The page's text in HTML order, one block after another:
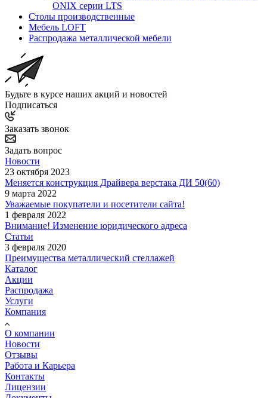
ONIX серии LTS
Столы производственные
Мебель LOFT
Распродажа металлической мебели
Будьте в курсе наших акций и новостей
Подписаться
Заказать звонок
Задать вопрос
Новости
23 октября 2023
Меняется конструкция Драйвера верстака ДИ 50(60)
9 марта 2022
Уважаемые покупатели и посетители сайта!
1 февраля 2022
Внимание! Изменение юридического адреса
Статьи
3 февраля 2020
Преимущества металлический стеллажей
Каталог
Акции
Распродажа
Услуги
Компания
О компании
Новости
Отзывы
Работа и Карьера
Контакты
Лицензии